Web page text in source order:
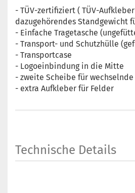
- TÜV-zertifiziert ( TÜV-
dazugehörendes Standgewicht
- Einfache Tragetasche
- Transport- und Schutzhülle
- Transportcase
- Logoeinbindung in die Mitte
- zweite Scheibe für wechselnde
- extra Aufkleber für Felder
Technische Details